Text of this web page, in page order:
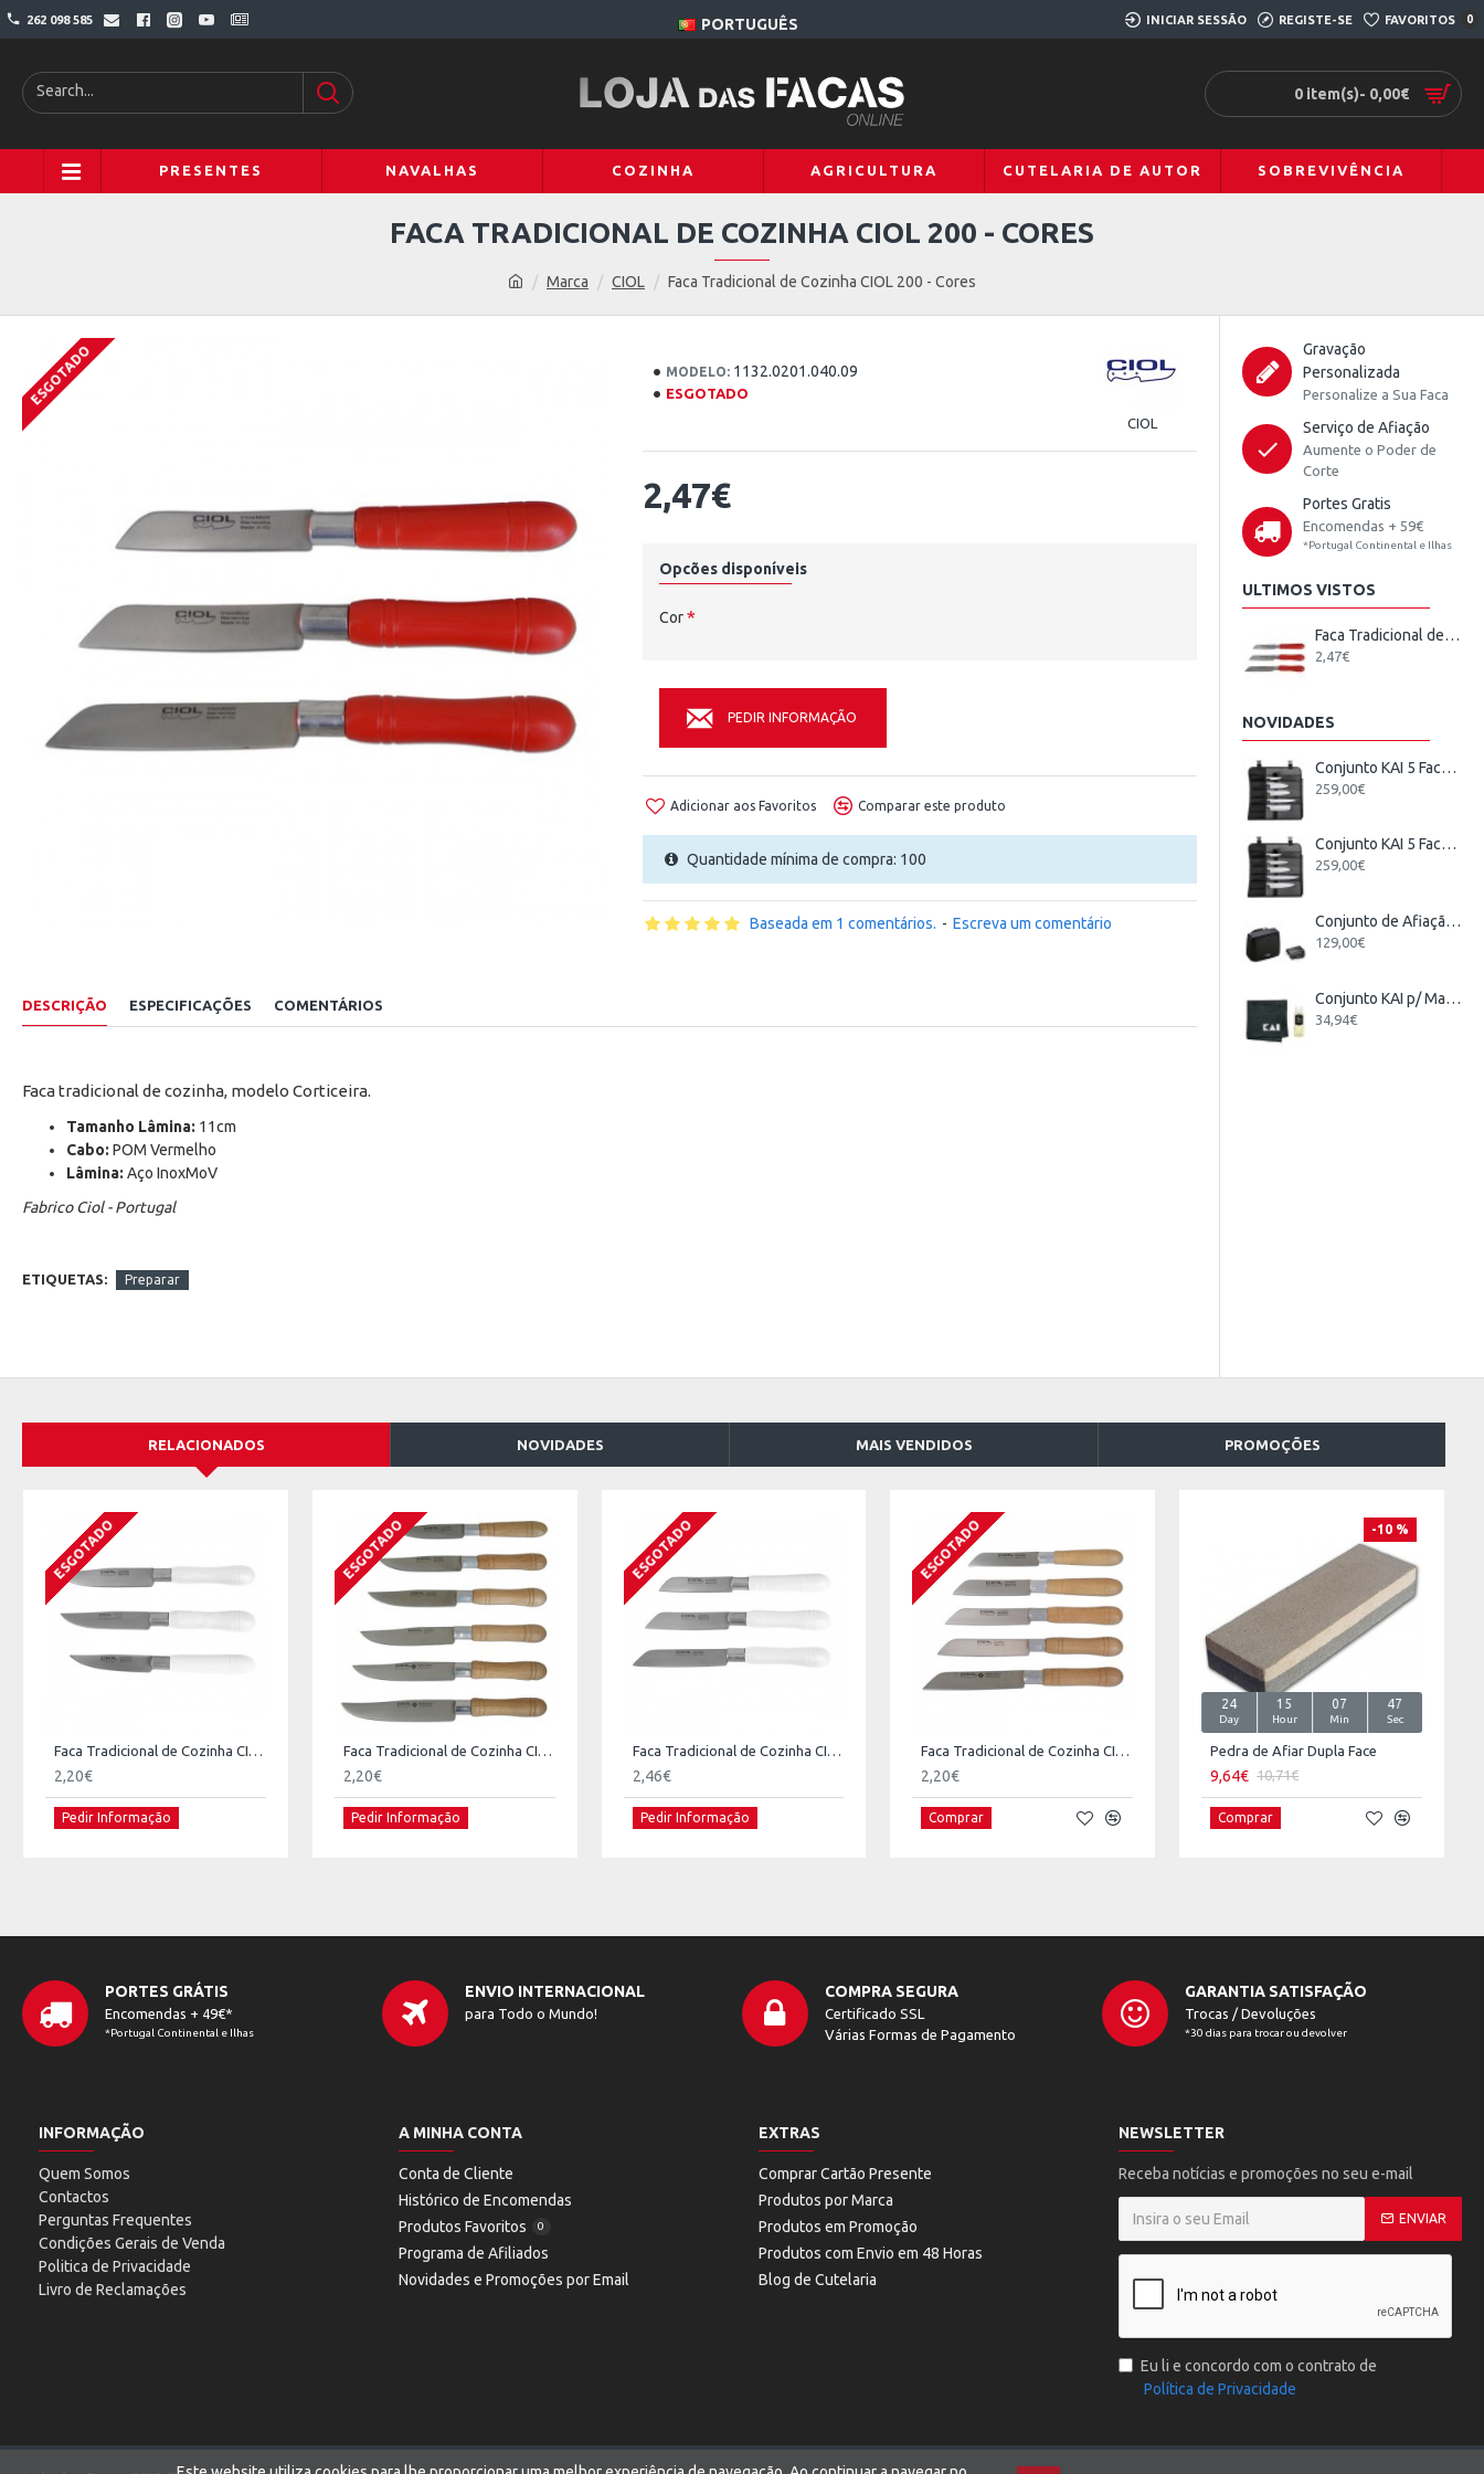
262 098 585 PORTUGUÊS INICIAR SESSÃO REGISTE-SE FAVORITOS 0
0 item(s)- 0,00€
PRESENTES NAVALHAS COZINHA AGRICULTURA CUTELARIA DE AUTOR SOBREVIVÊNCIA
Marca CIOL Faca Tradicional de Cozinha CIOL 200 - Cores
FACA TRADICIONAL DE COZINHA CIOL 200 - CORES
ESGOTADO MODELO: 1132.0201.040.09
ESGOTADO
CIOL
Baseada em 1 comentários. - Escreva um comentário
2,47€
Opcões disponíveis
Cor
PEDIR INFORMAÇÃO
Adicionar aos Favoritos Comparar este produto
Quantidade mínima de compra: 100
DESCRIÇÃO ESPECIFICAÇÕES COMENTÁRIOS
Faca tradicional de cozinha, modelo Corticeira.
Tamanho Lâmina: 11cm
Cabo: POM Vermelho
Lâmina: Aço InoxMoV
Fabrico Ciol - Portugal
ETIQUETAS: Preparar
Gravação
Personalizada
Personalize a Sua Faca
Serviço de Afiação
Aumente o Poder de
Corte
Portes Gratis
Encomendas + 59€
*Portugal Continental e Ilhas
ULTIMOS VISTOS
Faca Tradicional de Cozinha CIOL 200 - Cores
2,47€
NOVIDADES
Conjunto KAI 5 Facas Japonesas + Estojo
259,00€
Conjunto KAI 5 Facas Wasabi Black Europeu + Estojo
259,00€
Conjunto de Afiação Elétrico KAI
129,00€
Conjunto KAI p/ Manutenção de Facas
34,94€
RELACIONADOS NOVIDADES MAIS VENDIDOS PROMOÇÕES
ESGOTADO
2,20€
Pedir Informação
ESGOTADO
2,20€
Pedir Informação
ESGOTADO
2,46€
Pedir Informação
ESGOTADO
2,20€
Comprar
-10 %
24
Day
15
Hour
07
Min
46
Sec
Pedra de Afiar Dupla Face
9,64€ 10,71€
Comprar
PORTES GRÁTIS
Encomendas + 49€*
*Portugal Continental e Ilhas
ENVIO INTERNACIONAL
para Todo o Mundo!
COMPRA SEGURA
Certificado SSL
Várias Formas de Pagamento
GARANTIA SATISFAÇÃO
Trocas / Devoluções
*30 dias para trocar ou devolver
INFORMAÇÃO
Quem Somos
Contactos
Perguntas Frequentes
Condições Gerais de Venda
Politica de Privacidade
Livro de Reclamações
A MINHA CONTA
Conta de Cliente
Histórico de Encomendas
Produtos Favoritos
0
Programa de Afiliados
Novidades e Promoções por Email
EXTRAS
Comprar Cartão Presente
Produtos por Marca
Produtos em Promoção
Produtos com Envio em 48 Horas
Blog de Cutelaria
NEWSLETTER
Receba notícias e promoções no seu e-mail
ENVIAR
Eu li e concordo com o contrato de
Política de Privacidade